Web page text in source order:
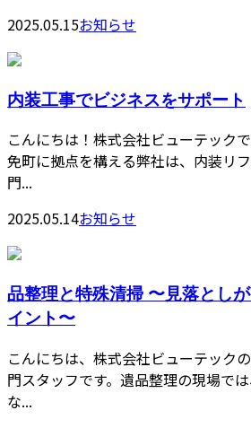
2025.05.15お知らせ
内装工事でビジネスをサポート
こんにちは！株式会社ビューテック
免町に拠点を構える弊社は、内装リ
門...
2025.05.14お知らせ
品整理と特殊清掃 〜見落とし
イント〜
こんにちは、株式会社ビューテック
門スタッフです。遺品整理の現場で
な...